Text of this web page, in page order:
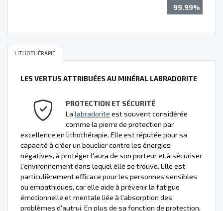
99.99%
LITHOTHÉRAPIE
LES VERTUS ATTRIBUÉES AU MINÉRAL LABRADORITE
PROTECTION ET SÉCURITÉ
La labradorite est souvent considérée
comme la pierre de protection par
excellence en lithothérapie. Elle est réputée pour sa
capacité à créer un bouclier contre les énergies
négatives, à protéger l'aura de son porteur et à sécuriser
l'environnement dans lequel elle se trouve. Elle est
particulièrement efficace pour les personnes sensibles
ou empathiques, car elle aide à prévenir la fatigue
émotionnelle et mentale liée à l'absorption des
problèmes d'autrui. En plus de sa fonction de protection,